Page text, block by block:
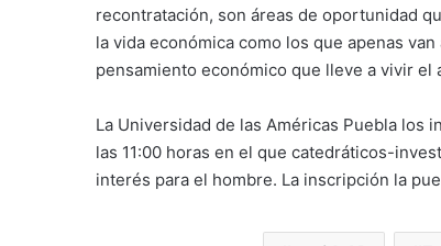
recontratación, son áreas de oportunidad
la vida económica como los que apenas
pensamiento económico que lleve a vivir el
La Universidad de las Américas Puebla los
las 11:00 horas en el que catedráticos-
interés para el hombre. La inscripción la